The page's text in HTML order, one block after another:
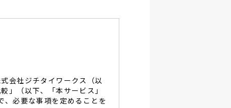
を適宜見直し、その改善と
破壊・改竄・漏洩等に対す
、役員及び従業員に徹底致
会社ジチタイワークス（以
」（以下、「本サービス」
、必要な事項を定めることを